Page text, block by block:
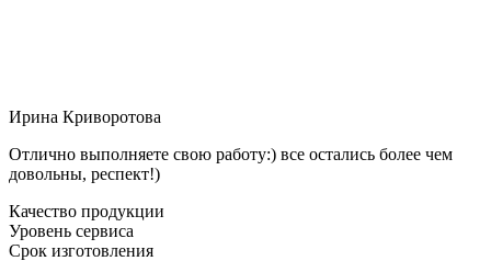
Ирина Криворотова
Отлично выполняете свою работу:) все остались более чем
довольны, респект!)
Качество продукции
Уровень сервиса
Срок изготовления